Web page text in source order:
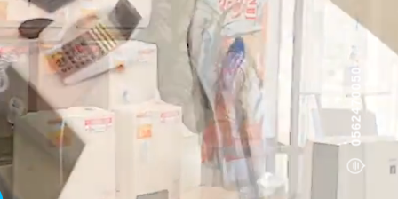

0562470050